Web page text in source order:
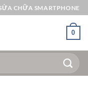
CHỮA SMARTPHONE
0